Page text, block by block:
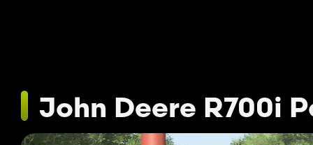
John Deere R700i